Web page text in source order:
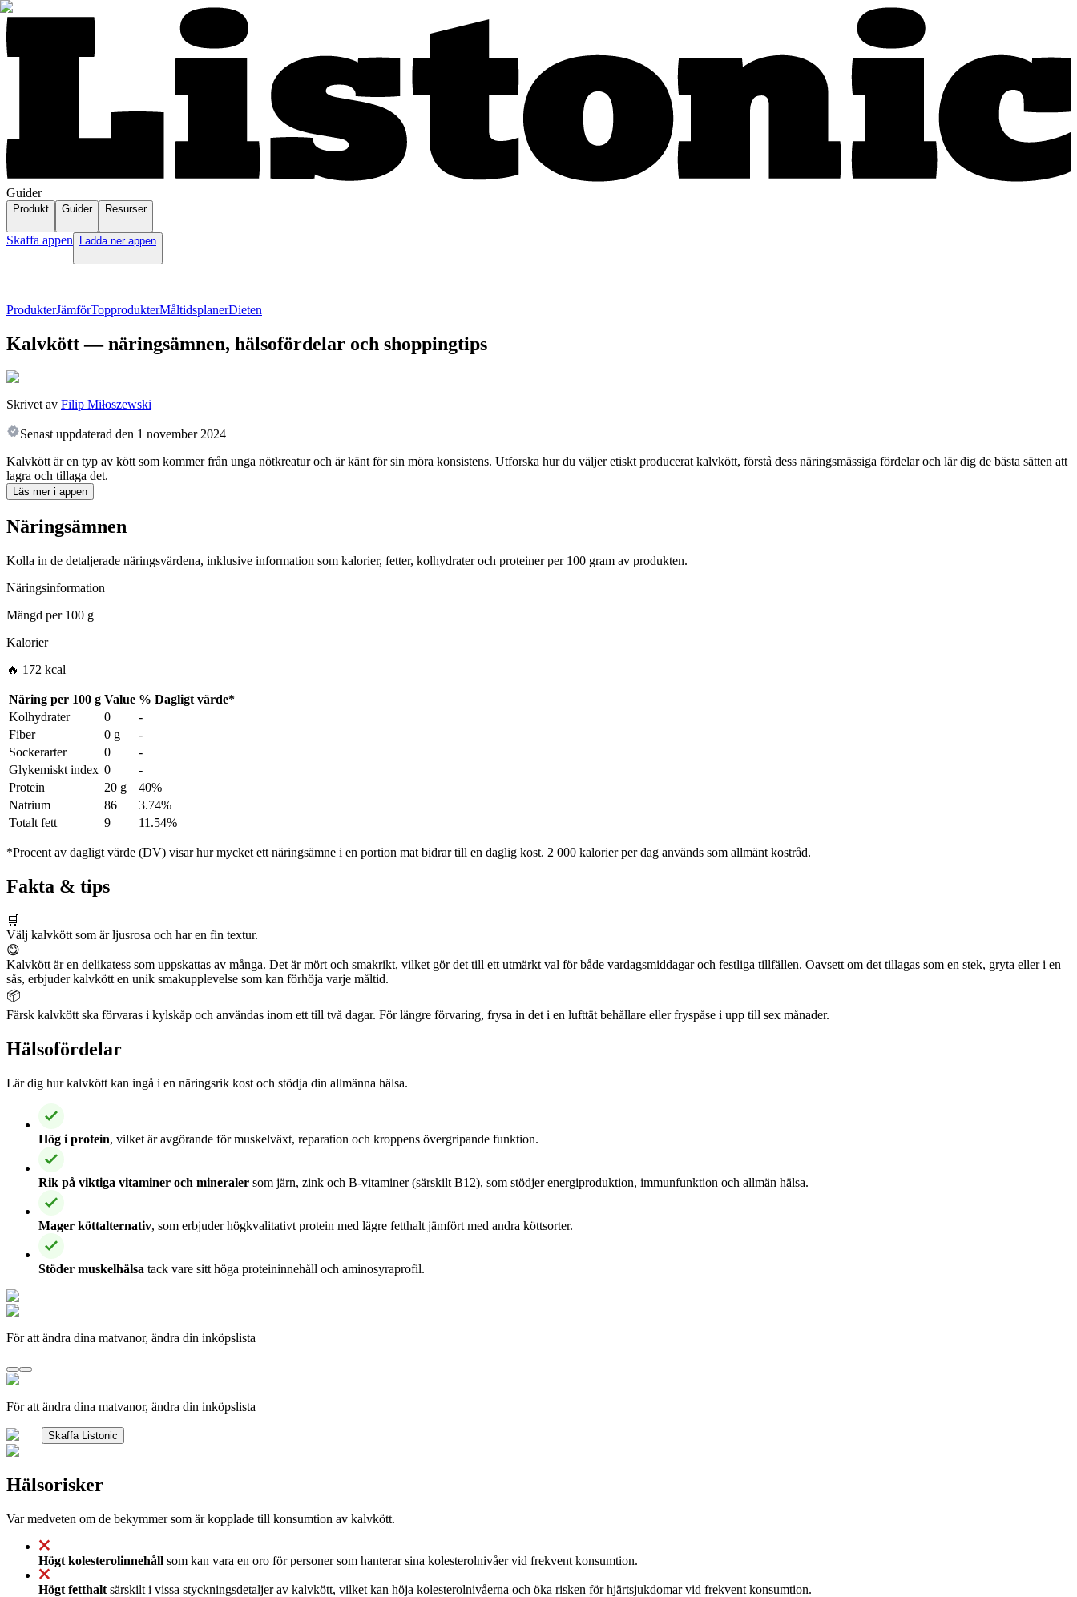
Guider
Produkt Guider Resurser
Skaffa appen Ladda ner appen
ProdukterJämförTopprodukterMåltidsplanerDieten
Kalvkött — näringsämnen, hälsofördelar och shoppingtips
Skrivet av Filip Miłoszewski
Senast uppdaterad den 1 november 2024
Kalvkött är en typ av kött som kommer från unga nötkreatur och är känt för sin möra konsistens. Utforska hur du väljer etiskt producerat kalvkött, förstå dess näringsmässiga fördelar och lär dig de bästa sätten att
lagra och tillaga det.
Läs mer i appen
Näringsämnen
Kolla in de detaljerade näringsvärdena, inklusive information som kalorier, fetter, kolhydrater och proteiner per 100 gram av produkten.
Näringsinformation
Mängd per100 g
Kalorier
🔥 172 kcal
Näring per 100 g Value % Dagligt värde*
Kolhydrater
0
-
Fiber
0 g
-
Sockerarter
0
-
Glykemiskt index 0
-
Protein
20 g
40%
Natrium
86
3.74%
Totalt fett
9 11.54%
*Procent av dagligt värde (DV) visar hur mycket ett näringsämne i en portion mat bidrar till en daglig kost. 2 000 kalorier per dag används som allmänt kostråd.
Fakta & tips
🛒
Välj kalvkött som är ljusrosa och har en fin textur.
😋
Kalvkött är en delikatess som uppskattas av många. Det är mört och smakrikt, vilket gör det till ett utmärkt val för både vardagsmiddagar och festliga tillfällen. Oavsett om det tillagas som en stek, gryta eller i en
sås, erbjuder kalvkött en unik smakupplevelse som kan förhöja varje måltid.
📦
Färsk kalvkött ska förvaras i kylskåp och användas inom ett till två dagar. För längre förvaring, frysa in det i en lufttät behållare eller fryspåse i upp till sex månader.
Hälsofördelar
Lär dig hur kalvkött kan ingå i en näringsrik kost och stödja din allmänna hälsa.
Hög i protein, vilket är avgörande för muskelväxt, reparation och kroppens övergripande funktion.
Rik på viktiga vitaminer och mineraler som järn, zink och B-vitaminer (särskilt B12), som stödjer energiproduktion, immunfunktion och allmän hälsa.
Mager köttalternativ, som erbjuder högkvalitativt protein med lägre fetthalt jämfört med andra köttsorter.
Stöder muskelhälsa tack vare sitt höga proteininnehåll och aminosyraprofil.
För att ändra dina matvanor, ändra din inköpslista
För att ändra dina matvanor, ändra din inköpslista
Skaffa Listonic
Hälsorisker
Var medveten om de bekymmer som är kopplade till konsumtion av kalvkött.
Högt kolesterolinnehåll som kan vara en oro för personer som hanterar sina kolesterolnivåer vid frekvent konsumtion.
Högt fetthalt särskilt i vissa styckningsdetaljer av kalvkött, vilket kan höja kolesterolnivåerna och öka risken för hjärtsjukdomar vid frekvent konsumtion.